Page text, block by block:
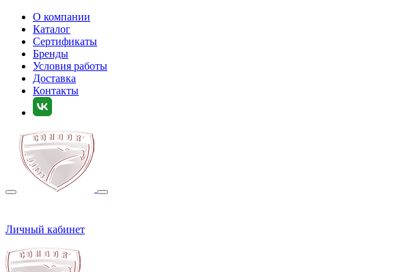
О компании
Каталог
Сертификаты
Бренды
Условия работы
Доставка
Контакты
Личный кабинет